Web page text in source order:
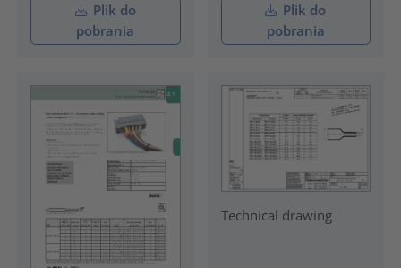
Plik do
pobrania
Plik do
pobrania
Technical drawing